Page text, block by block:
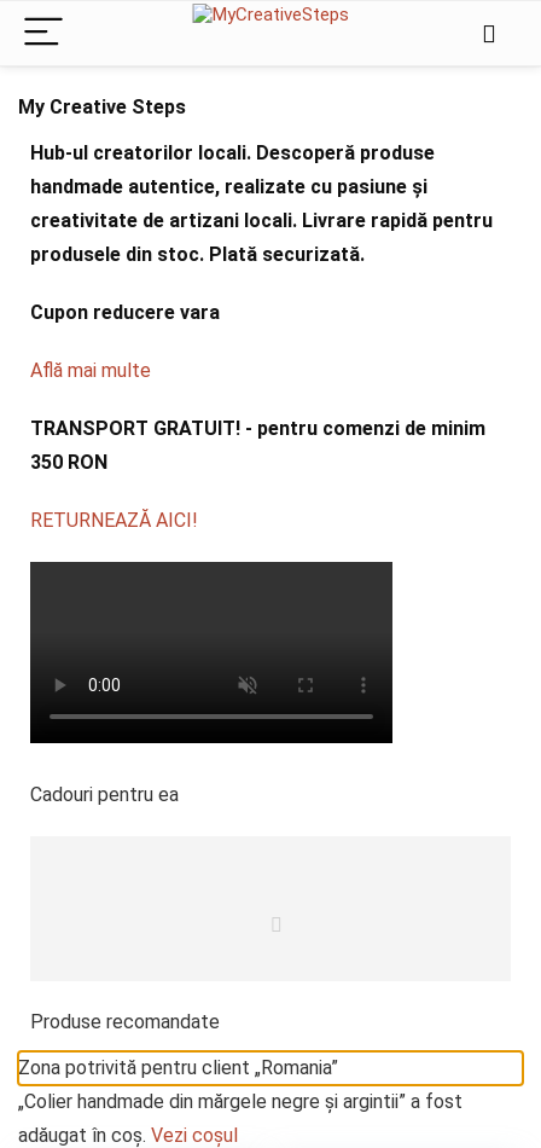
My Creative Steps
Hub-ul creatorilor locali. Descoperă produse
handmade autentice, realizate cu pasiune și
creativitate de artizani locali. Livrare rapidă pentru
produsele din stoc. Plată securizată.
Cupon reducere vara
Află mai multe
TRANSPORT GRATUIT! - pentru comenzi de minim
350 RON
RETURNEAZĂ AICI!
Cadouri pentru ea
Produse recomandate
Zona potrivită pentru client „Romania”
„Colier handmade din mărgele negre și argintii” a fost
adăugat în coș. Vezi coșul